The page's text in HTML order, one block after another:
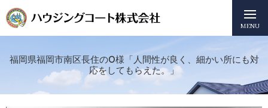
MENU
福岡県福岡市南区長住のO様「人間性が良く、細かい所にも対
応をしてもらえた。」